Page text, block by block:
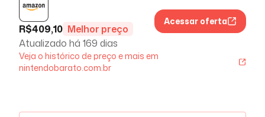
R$409,10 Melhor preço
Atualizado há 169 dias
Acessar oferta
Veja o histórico de preço e mais em
nintendobarato.com.br